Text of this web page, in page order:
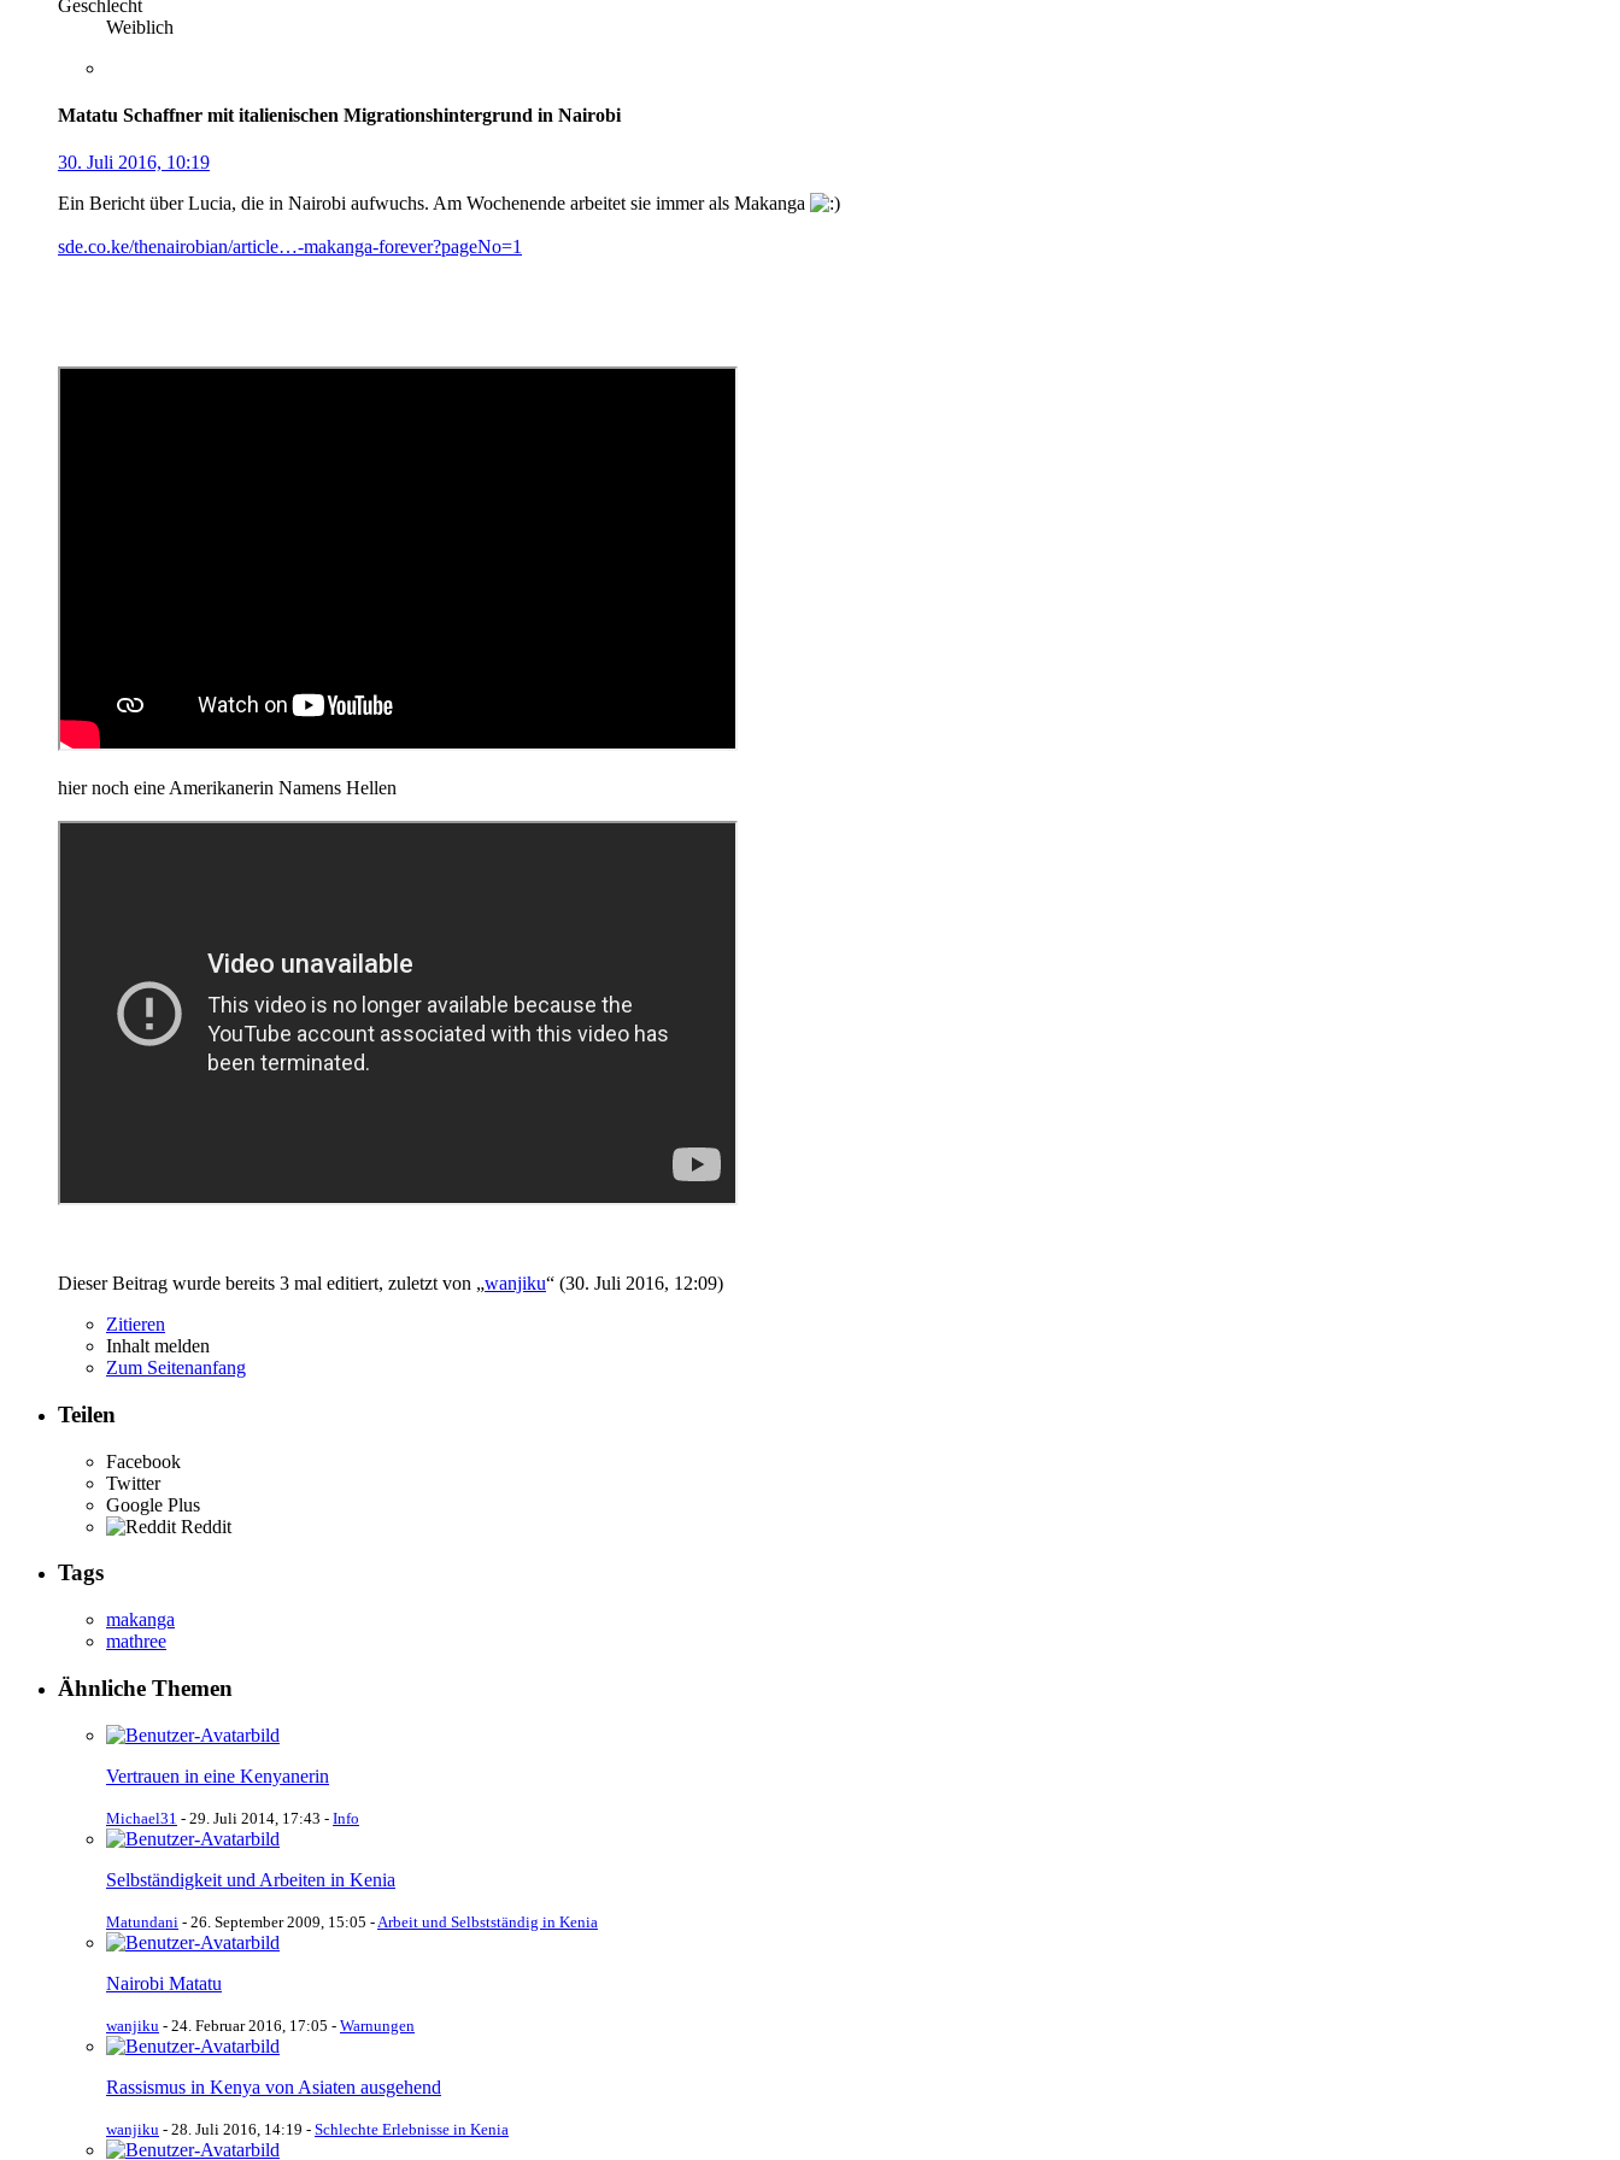
Geschlecht
Weiblich
Matatu Schaffner mit italienischen Migrationshintergrund in Nairobi
30. Juli 2016, 10:19
Ein Bericht über Lucia, die in Nairobi aufwuchs. Am Wochenende arbeitet sie immer als Makanga
sde.co.ke/thenairobian/article…-makanga-forever?pageNo=1
hier noch eine Amerikanerin Namens Hellen
Dieser Beitrag wurde bereits 3 mal editiert, zuletzt von „wanjiku“ (30. Juli 2016, 12:09)
Zitieren
Inhalt melden
Zum Seitenanfang
Teilen
Facebook
Twitter
Google Plus
Reddit
Tags
makanga
mathree
Ähnliche Themen
Vertrauen in eine Kenyanerin
Michael31 - 29. Juli 2014, 17:43 - Info
Selbständigkeit und Arbeiten in Kenia
Matundani - 26. September 2009, 15:05 - Arbeit und Selbstständig in Kenia
Nairobi Matatu
wanjiku - 24. Februar 2016, 17:05 - Warnungen
Rassismus in Kenya von Asiaten ausgehend
wanjiku - 28. Juli 2016, 14:19 - Schlechte Erlebnisse in Kenia